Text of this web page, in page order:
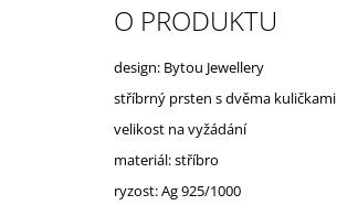
O PRODUKTU
design: Bytou Jewellery
stříbrný prsten s dvěma kuličkami
velikost na vyžádání
materiál: stříbro
ryzost: Ag 925/1000